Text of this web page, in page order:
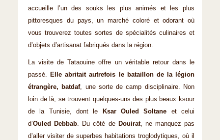
accueille l’un des souks les plus animés et les plus
pittoresques du pays, un marché coloré et odorant où
vous trouverez toutes sortes de spécialités culinaires et
d’objets d’artisanat fabriqués dans la région.
La visite de Tataouine offre un véritable retour dans le
passé.
Elle abritait autrefois le bataillon de la légion
étrangère, batdaf, une sorte de camp disciplinaire. Non
loin de là, se trouvent quelques-uns des plus beaux ksour
de la Tunisie, dont le
Ksar Ouled Soltane et celui
d’Ouled Debbab . Du côté de Douirat, ne manquez pas
d’aller visiter de superbes habitations troglodytiques, où il